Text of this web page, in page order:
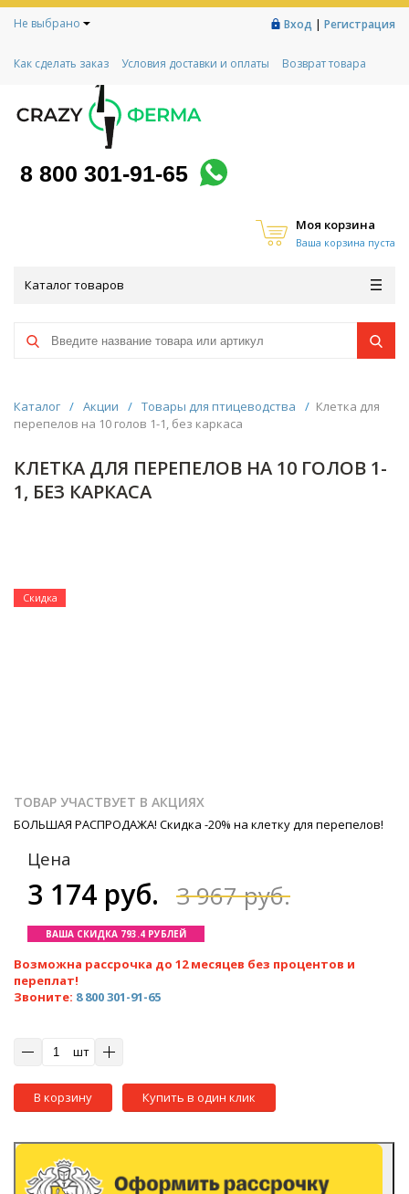
Не выбрано Вход | Регистрация
Как сделать заказ Условия доставки и оплаты
Возврат товара
Контакты
Социальный контракт
Любимая ферма
8 800 301-91-65
Моя корзина
Ваша корзина пуста
Каталог товаров
Каталог / Акции / Товары для птицеводства / Клетка для
перепелов на 10 голов 1-1, без каркаса
КЛЕТКА ДЛЯ ПЕРЕПЕЛОВ НА 10 ГОЛОВ 1-
1, БЕЗ КАРКАСА
Скидка
ТОВАР УЧАСТВУЕТ В АКЦИЯХ
БОЛЬШАЯ РАСПРОДАЖА! Скидка -20% на клетку для перепелов!
Цена
3 174 руб. 3 967 руб.
ВАША СКИДКА 793.4 РУБЛЕЙ
Возможна рассрочка до 12 месяцев без процентов и
переплат!
Звоните: 8 800 301-91-65
шт
В корзину Купить в один клик